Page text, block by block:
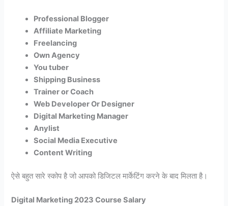
Professional Blogger
Affiliate Marketing
Freelancing
Own Agency
You tuber
Shipping Business
Trainer or Coach
Web Developer Or Designer
Digital Marketing Manager
Anylist
Social Media Executive
Content Writing
ऐसे बहुत सारे स्कोप है जो आपको डिजिटल मार्केटिंग करने के बाद मिलता है।
Digital Marketing 2023 Course Salary